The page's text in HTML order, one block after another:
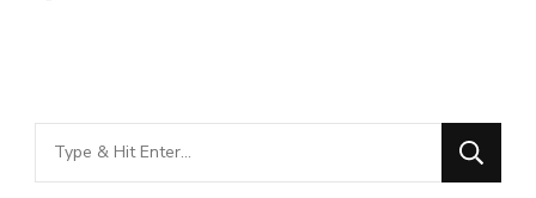
Looking
for